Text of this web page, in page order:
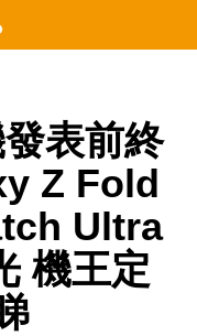
表前終
Z Fold
Ultra
機王定